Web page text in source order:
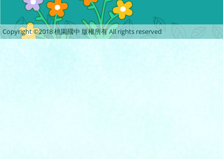
Copyright ©2018 桃園國中 版權所有 All rights reserved